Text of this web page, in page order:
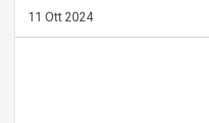
11 Ott 2024